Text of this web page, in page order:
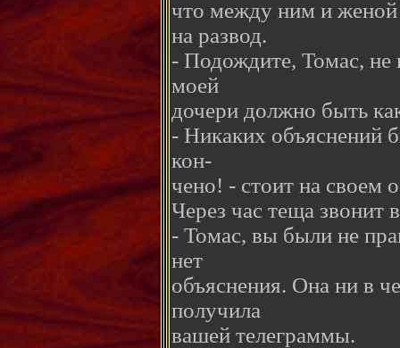
что между ним и женой
на развод.
- Подождите, Томас, не
моей
дочери должно быть
- Никаких объяснений
кон-
чено! - стоит на своем
Через час теща звонит
- Томас, вы были не
нет
объяснения. Она ни в
получила
вашей телеграммы.